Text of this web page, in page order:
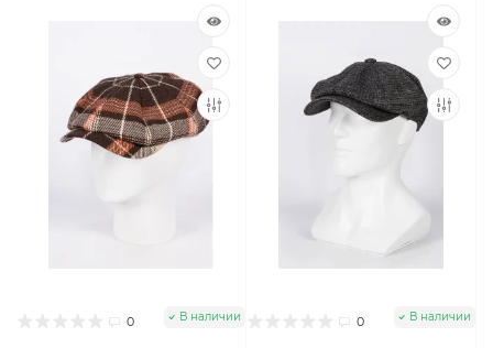
0 В наличии 0 В наличии